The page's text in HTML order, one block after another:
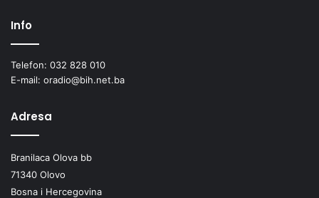
Info
Telefon: 032 828 010
E-mail: oradio@bih.net.ba
Adresa
Branilaca Olova bb
71340 Olovo
Bosna i Hercegovina